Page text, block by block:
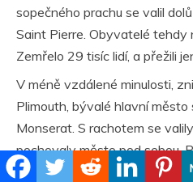
sopečného prachu se valil
Saint Pierre. Obyvatelé tehdy
Zemřelo 29 tisíc lidí, a přežili
V méně vzdálené minulosti,
Plimouth, bývalé hlavní
Monserat. S rachotem se
pochovaly město pod sebou.
vysoko, že dnes vidíme jen